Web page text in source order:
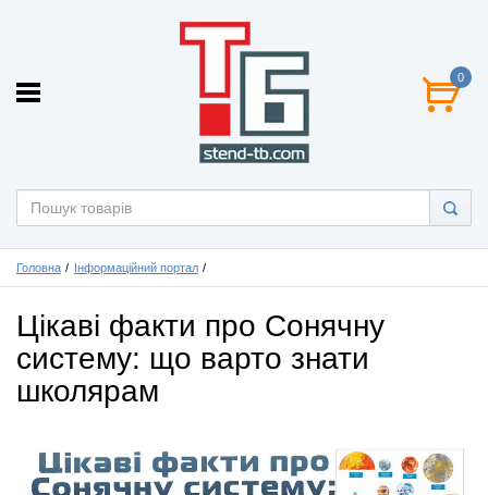
0
Головна Інформаційний портал
Цікаві факти про Сонячну
систему: що варто знати
школярам